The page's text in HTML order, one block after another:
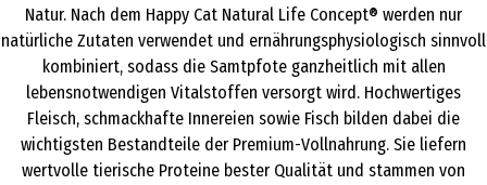
Natur. Nach dem Happy Cat Natural Life Concept® werden nur
natürliche Zutaten verwendet und ernährungsphysiologisch sinnvoll
kombiniert, sodass die Samtpfote ganzheitlich mit allen
lebensnotwendigen Vitalstoffen versorgt wird. Hochwertiges
Fleisch, schmackhafte Innereien sowie Fisch bilden dabei die
wichtigsten Bestandteile der Premium-Vollnahrung. Sie liefern
wertvolle tierische Proteine bester Qualität und stammen von